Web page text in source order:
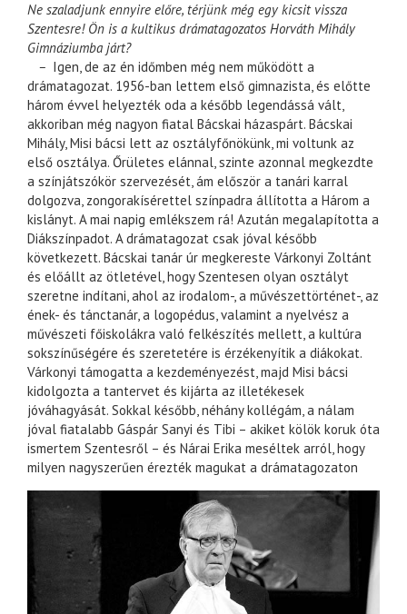
Ne szaladjunk ennyire előre, térjünk még egy kicsit vissza
Szentesre! Ön is a kultikus drámatagozatos Horváth Mihály
Gimnáziumba járt?
– Igen, de az én időmben még nem működött a
drámatagozat. 1956-ban lettem első gimnazista, és előtte
három évvel helyezték oda a később legendássá vált,
akkoriban még nagyon fiatal Bácskai házaspárt. Bácskai
Mihály, Misi bácsi lett az osztályfőnökünk, mi voltunk az
első osztálya. Őrületes elánnal, szinte azonnal megkezdte
a színjátszókör szervezését, ám először a tanári karral
dolgozva, zongorakísérettel színpadra állította a Három a
kislányt. A mai napig emlékszem rá! Azután megalapította a
Diákszínpadot. A drámatagozat csak jóval később
következett. Bácskai tanár úr megkereste Várkonyi Zoltánt
és előállt az ötletével, hogy Szentesen olyan osztályt
szeretne indítani, ahol az irodalom-, a művészettörténet-, az
ének- és tánctanár, a logopédus, valamint a nyelvész a
művészeti főiskolákra való felkészítés mellett, a kultúra
sokszínűségére és szeretetére is érzékenyítik a diákokat.
Várkonyi támogatta a kezdeményezést, majd Misi bácsi
kidolgozta a tantervet és kijárta az illetékesek
jóváhagyását. Sokkal később, néhány kollégám, a nálam
jóval fiatalabb Gáspár Sanyi és Tibi – akiket kölök koruk óta
ismertem Szentesről – és Nárai Erika meséltek arról, hogy
milyen nagyszerűen érezték magukat a drámatagozaton